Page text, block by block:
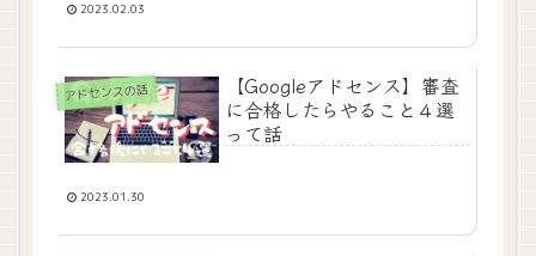
2023.02.03
アドセンスの話
【Googleアドセンス】審査
に合格したらやること４選
って話
2023.01.30